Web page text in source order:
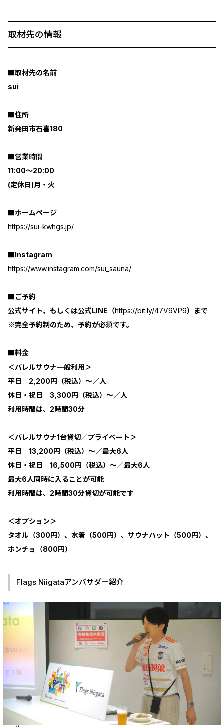
取材先の情報
■取材先の名前
sui
■住所
新発田市石喜180
■営業時間
11:00〜20:00
(定休日)月・火
■ホームページ
https://sui-kwhgs.jp/
■Instagram
https://www.instagram.com/sui_sauna/
■ご予約
公式サイト、もしくは公式LINE（https://bit.ly/47V9VP9）まで
※完全予約制のため、予約が必須です。
■料金
＜バレルサウナ一般利用＞
平日 2,200円（税込）〜／人
休日・祝日 3,300円（税込）〜／人
利用時間は、2時間30分
＜バレルサウナ1台貸切／プライベート＞
平日 13,200円（税込）〜／最大6人
休日・祝日 16,500円（税込）〜／最大6人
最大6人同時に入ることが可能
利用時間は、2時間30分貸切が可能です
＜オプション＞
タオル（300円）、水着（500円）、サウナハット（500円）、
ポンチョ（800円）
Flags Niigataアンバサダー紹介